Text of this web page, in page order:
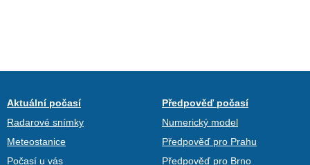
Aktuální počasí
Radarové snímky
Meteostanice
Počasí u vás
Předpověď počasí
Numerický model
Předpověď pro Prahu
Předpověď pro Brno